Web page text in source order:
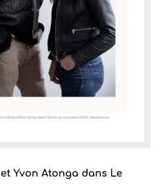
Yvon Atonga dans Le